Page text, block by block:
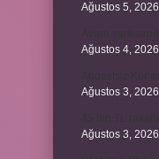
Ağustos 5, 2026
Ağustos 4, 2026
Ağustos 3, 2026
Ağustos 3, 2026